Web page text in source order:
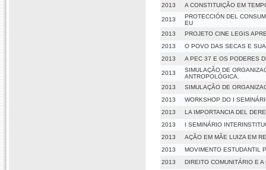
2013
A CONSTITUIÇÃO EM
2013
PROTECCIÓN DEL
EU
2013
PROJETO CINE LEGIS
2013
O POVO DAS SECAS E
2013
A PEC 37 E OS PODERES
2013
SIMULAÇÃO DE
ANTROPOLÓGICA.
2013
SIMULAÇÃO DE
2013
WORKSHOP DO I
2013
LA IMPORTANCIA DEL
2013
I SEMINÁRIO
2013
AÇÃO EM MÃE LUIZA EM
2013
MOVIMENTO ESTUDANTIL
2013
DIREITO COMUNITÁRIO E